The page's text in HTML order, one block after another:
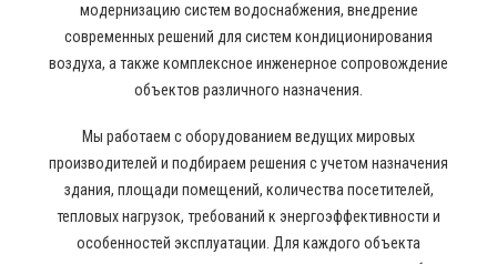
модернизацию систем водоснабжения, внедрение
современных решений для систем кондиционирования
воздуха, а также комплексное инженерное сопровождение
объектов различного назначения.
Мы работаем с оборудованием ведущих мировых
производителей и подбираем решения с учетом назначения
здания, площади помещений, количества посетителей,
тепловых нагрузок, требований к энергоэффективности и
особенностей эксплуатации. Для каждого объекта